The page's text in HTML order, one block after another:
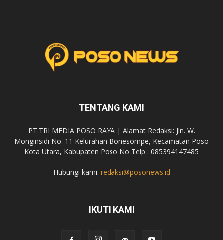
TENTANG KAMI
PT.TRI MEDIA POSO RAYA | Alamat Redaksi: Jln. W.
Monginsidi No. 11 Kelurahan Bonesompe, Kecamatan Poso
Kota Utara, Kabupaten Poso No Telp : 085394147485
Hubungi kami: redaksi@posonews.id
IKUTI KAMI